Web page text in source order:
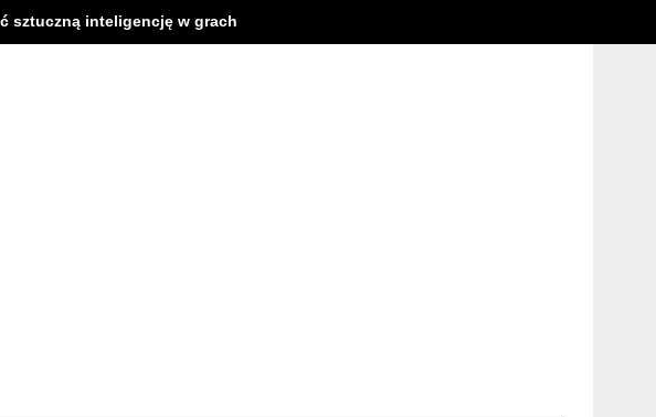
sztuczną inteligencję w grach